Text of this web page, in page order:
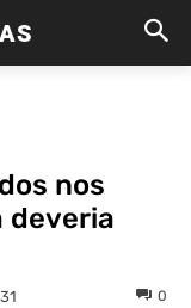
nos
deveria
0